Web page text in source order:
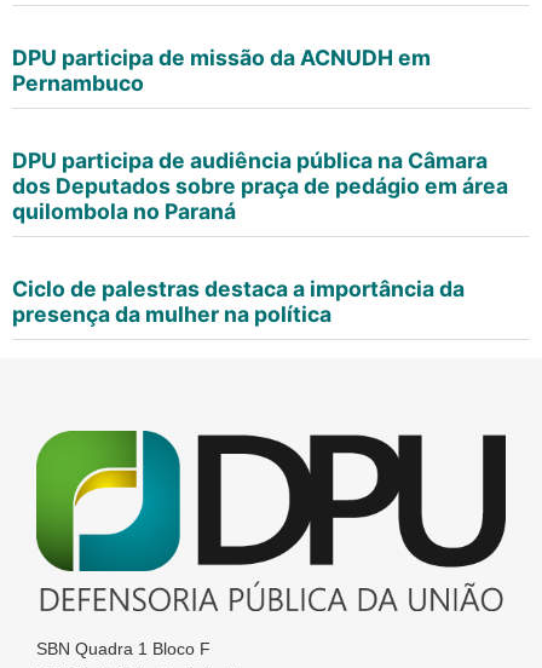
DPU participa de missão da ACNUDH em
Pernambuco
DPU participa de audiência pública na Câmara
dos Deputados sobre praça de pedágio em área
quilombola no Paraná
Ciclo de palestras destaca a importância da
presença da mulher na política
SBN Quadra 1 Bloco F